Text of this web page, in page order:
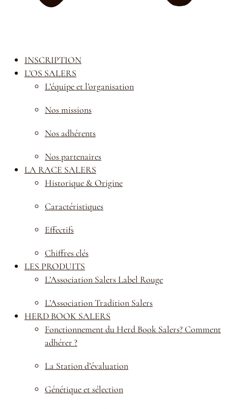
INSCRIPTION
L’OS SALERS
L’équipe et l’organisation
Nos missions
Nos adhérents
Nos partenaires
LA RACE SALERS
Historique & Origine
Caractéristiques
Effectifs
Chiffres clés
LES PRODUITS
L’Association Salers Label Rouge
L’Association Tradition Salers
HERD BOOK SALERS
Fonctionnement du Herd Book Salers? Comment
adhérer ?
La Station d’évaluation
Génétique et sélection